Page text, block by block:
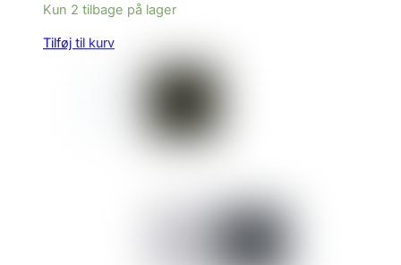
Kun 2 tilbage på lager
Tilføj til kurv